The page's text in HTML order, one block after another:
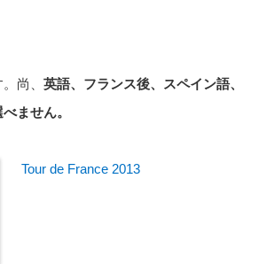
尚、 英語、フランス後、スペイン語、
ません。
Tour de France 2013